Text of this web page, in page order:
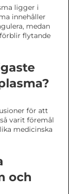
ligger i
innehåller
medan
flytande
för att
varit föremål
medicinska
och